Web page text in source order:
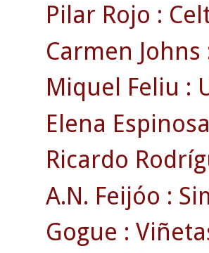
Pilar Rojo :
Carmen
Miquel Feliu :
Elena
Ricardo
A.N. Feijóo :
Gogue :